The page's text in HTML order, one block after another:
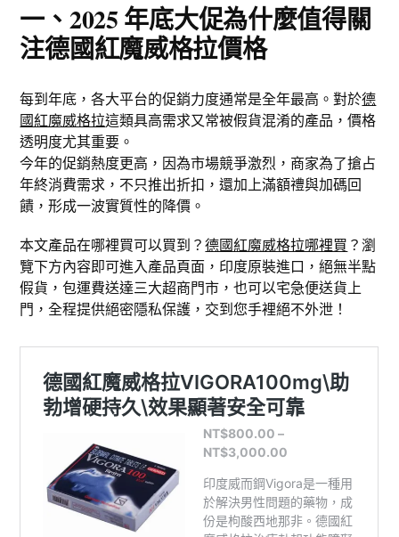
一、2025 年底大促為什麼值得關
注德國紅魔威格拉價格
每到年底，各大平台的促銷力度通常是全年最高。對於德
國紅魔威格拉這類具高需求又常被假貨混淆的產品，價格
透明度尤其重要。
今年的促銷熱度更高，因為市場競爭激烈，商家為了搶占
年終消費需求，不只推出折扣，還加上滿額禮與加碼回
饋，形成一波實質性的降價。
本文產品在哪裡買可以買到？德國紅魔威格拉哪裡買 ？瀏
覽下方內容即可進入產品頁面，印度原裝進口，絕無半點
假貨，包運費送達三大超商門市，也可以宅急便送貨上
門，全程提供絕密隱私保護，交到您手裡絕不外泄！